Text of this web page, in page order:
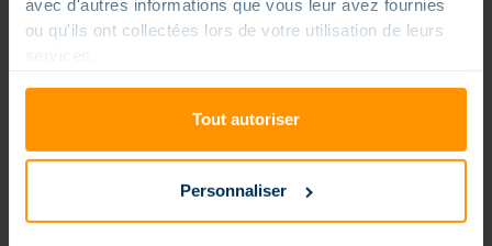
avec d'autres informations que vous leur avez fournies
ou qu'ils ont collectées lors de votre utilisation de leurs
services.
Tout autoriser
Personnaliser
débordement, couloir de nage… nos piscines sont conçues sur
mesure pour répondre à vos envies et vos contraintes, elles sont
d’automatisme et de gestion connectée sont la garantie de bénéficier
souci permanent de son utilisation au quotidien plus simple. Finies les